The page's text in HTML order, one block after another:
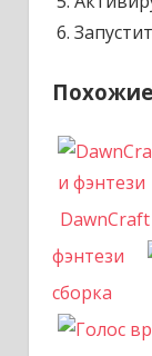
фэнтези
сборка